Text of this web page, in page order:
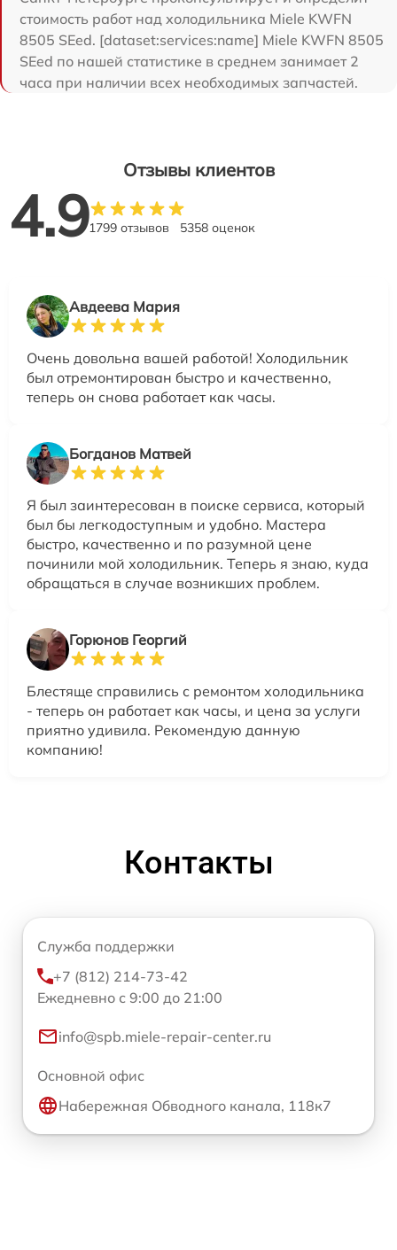
стоимость работ над холодильника Miele KWFN
8505 SEed. [dataset:services:name] Miele KWFN 8505
SEed по нашей статистике в среднем занимает 2
часа при наличии всех необходимых запчастей.
Отзывы клиентов
4.91799 отзывов 5358 оценок
Авдеева Мария
Очень довольна вашей работой! Холодильник
был отремонтирован быстро и качественно,
теперь он снова работает как часы.
Богданов Матвей
Я был заинтересован в поиске сервиса, который
был бы легкодоступным и удобно. Мастера
быстро, качественно и по разумной цене
починили мой холодильник. Теперь я знаю, куда
обращаться в случае возникших проблем.
Горюнов Георгий
Блестяще справились с ремонтом холодильника
- теперь он работает как часы, и цена за услуги
приятно удивила. Рекомендую данную
компанию!
Контакты
Служба поддержки
+7 (812) 214-73-42
Ежедневно с 9:00 до 21:00
info@spb.miele-repair-center.ru
Основной офис
Набережная Обводного канала, 118к7